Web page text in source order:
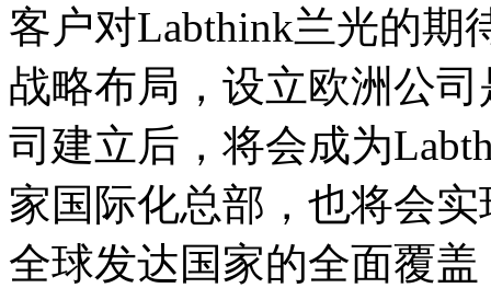
客户对Labthink兰光的期
战略布局，设立欧洲公
司建立后，将会成为
家国际化总部，也将会
全球发达国家的全面覆盖